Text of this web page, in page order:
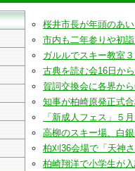
桜井市長が年頭のあ
市内も二年参りや初
ガルルでスキー教室
古典を読む会16日か
賀詞交換会に各界か
知事が柏崎原発正式
「新成人フェス」５
高柳のスキー場、白
柏刈36会場で「天神
柏崎翔洋で小学生が